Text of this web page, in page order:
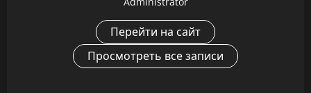
Перейти на сайт
Просмотреть все записи